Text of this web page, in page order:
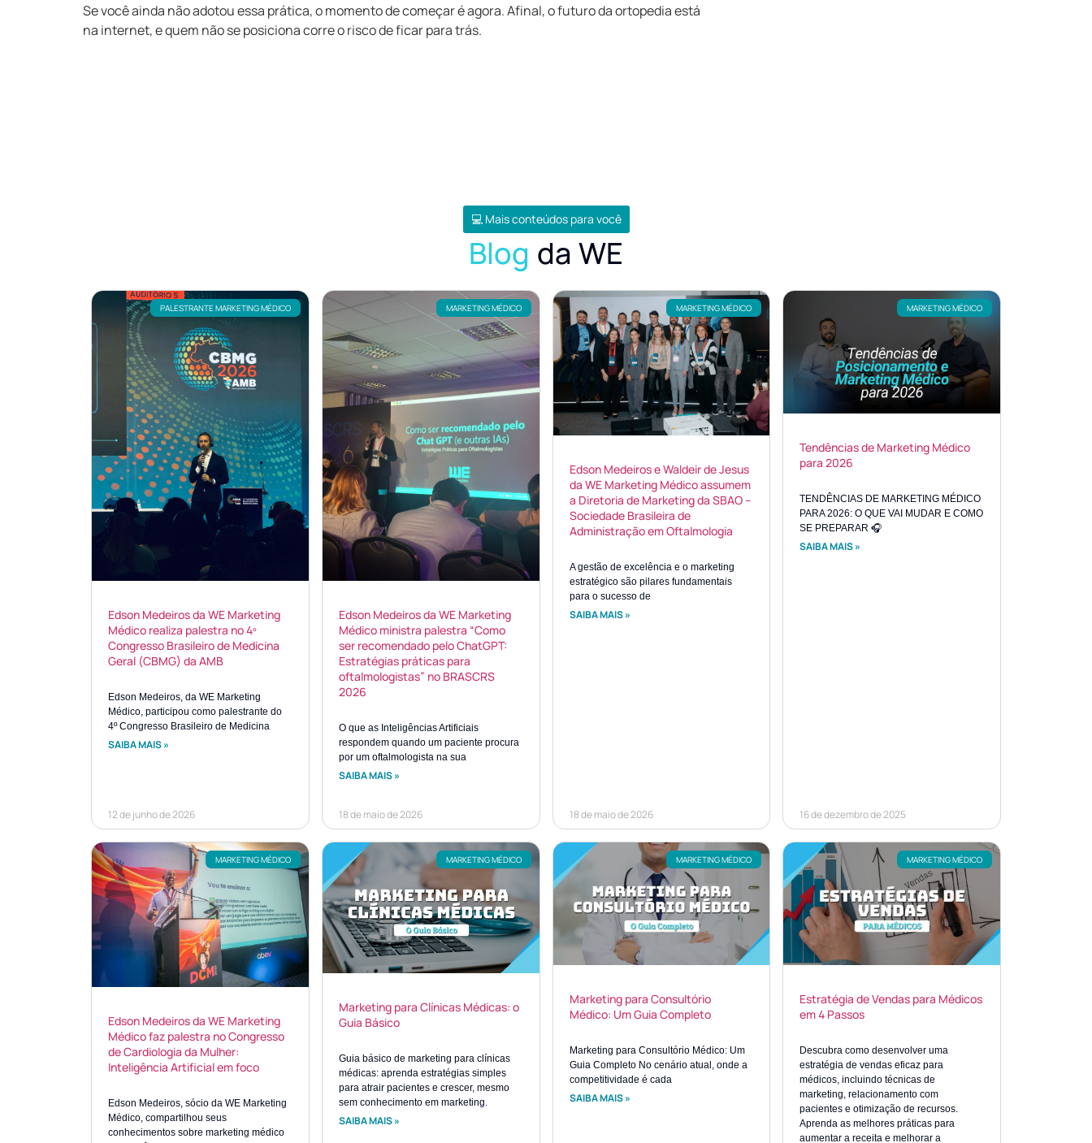
Se você ainda não adotou essa prática, o momento de começar é agora. Afinal, o futuro da ortopedia está
na internet, e quem não se posiciona corre o risco de ficar para trás.
💻 Mais conteúdos para você
Blog da WE
PALESTRANTE MARKETING MÉDICO
Edson Medeiros da WE Marketing
Médico realiza palestra no 4º
Congresso Brasileiro de Medicina
Geral (CBMG) da AMB
Edson Medeiros, da WE Marketing
Médico, participou como palestrante do
4º Congresso Brasileiro de Medicina
SAIBA MAIS »
12 de junho de 2026
MARKETING MÉDICO
Edson Medeiros da WE Marketing
Médico ministra palestra “Como
ser recomendado pelo ChatGPT:
Estratégias práticas para
oftalmologistas” no BRASCRS
2026
O que as Inteligências Artificiais
respondem quando um paciente procura
por um oftalmologista na sua
SAIBA MAIS »
18 de maio de 2026
MARKETING MÉDICO
Edson Medeiros e Waldeir de Jesus
da WE Marketing Médico assumem
a Diretoria de Marketing da SBAO –
Sociedade Brasileira de
Administração em Oftalmologia
A gestão de excelência e o marketing
estratégico são pilares fundamentais
para o sucesso de
SAIBA MAIS »
18 de maio de 2026
MARKETING MÉDICO
Tendências de Marketing Médico
para 2026
TENDÊNCIAS DE MARKETING MÉDICO
PARA 2026: O QUE VAI MUDAR E COMO
SE PREPARAR 🎧
SAIBA MAIS »
16 de dezembro de 2025
MARKETING MÉDICO
Edson Medeiros da WE Marketing
Médico faz palestra no Congresso
de Cardiologia da Mulher:
Inteligência Artificial em foco
Edson Medeiros, sócio da WE Marketing
Médico, compartilhou seus
conhecimentos sobre marketing médico
MARKETING MÉDICO
Marketing para Clínicas Médicas: o
Guia Básico
Guia básico de marketing para clínicas
médicas: aprenda estratégias simples
para atrair pacientes e crescer, mesmo
sem conhecimento em marketing.
SAIBA MAIS »
MARKETING MÉDICO
Marketing para Consultório
Médico: Um Guia Completo
Marketing para Consultório Médico: Um
Guia Completo No cenário atual, onde a
competitividade é cada
SAIBA MAIS »
MARKETING MÉDICO
Estratégia de Vendas para Médicos
em 4 Passos
Descubra como desenvolver uma
estratégia de vendas eficaz para
médicos, incluindo técnicas de
marketing, relacionamento com
pacientes e otimização de recursos.
Aprenda as melhores práticas para
aumentar a receita e melhorar a